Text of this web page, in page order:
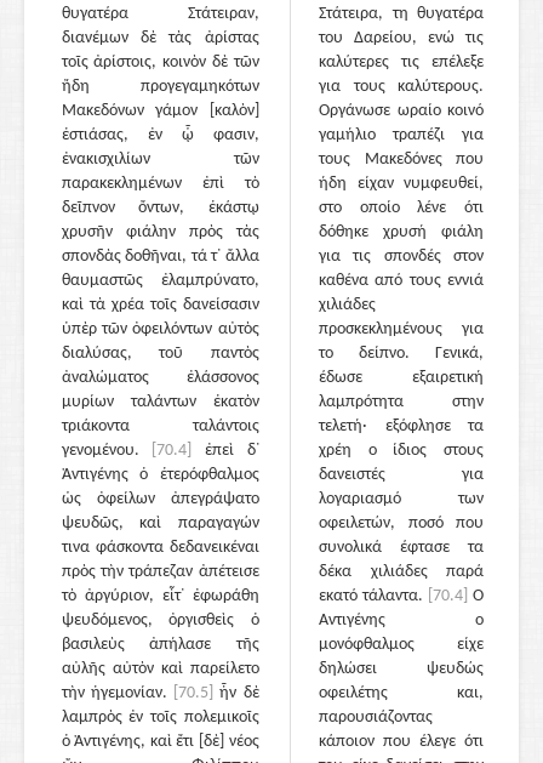
θυγατέρα Στάτειραν,
διανέμων δὲ τὰς ἀρίστας
τοῖς ἀρίστοις, κοινὸν δὲ τῶν
ἤδη προγεγαμηκότων
Μακεδόνων γάμον [καλὸν]
ἑστιάσας, ἐν ᾧ φασιν,
ἐνακισχιλίων τῶν
παρακεκλημένων ἐπὶ τὸ
δεῖπνον ὄντων, ἑκάστῳ
χρυσῆν φιάλην πρὸς τὰς
σπονδὰς δοθῆναι, τά τ᾽ ἄλλα
θαυμαστῶς ἐλαμπρύνατο,
καὶ τὰ χρέα τοῖς δανείσασιν
ὑπὲρ τῶν ὀφειλόντων αὐτὸς
διαλύσας, τοῦ παντὸς
ἀναλώματος ἐλάσσονος
μυρίων ταλάντων ἑκατὸν
τριάκοντα ταλάντοις
γενομένου.
[70.4]
ἐπεὶ δ᾽
Ἀντιγένης ὁ ἑτερόφθαλμος
ὡς ὀφείλων ἀπεγράψατο
ψευδῶς, καὶ παραγαγών
τινα φάσκοντα δεδανεικέναι
πρὸς τὴν τράπεζαν ἀπέτεισε
τὸ ἀργύριον, εἶτ᾽ ἐφωράθη
ψευδόμενος, ὀργισθεὶς ὁ
βασιλεὺς ἀπήλασε τῆς
αὐλῆς αὐτὸν καὶ παρείλετο
τὴν ἡγεμονίαν.
[70.5]
ἦν δὲ
λαμπρὸς ἐν τοῖς πολεμικοῖς
ὁ Ἀντιγένης, καὶ ἔτι [δὲ] νέος
Στάτειρα, τη θυγατέρα
του Δαρείου, ενώ τις
καλύτερες τις επέλεξε
για τους καλύτερους.
Οργάνωσε ωραίο κοινό
γαμήλιο τραπέζι για
τους Μακεδόνες που
ήδη είχαν νυμφευθεί,
στο οποίο λένε ότι
δόθηκε χρυσή φιάλη
για τις σπονδές στον
καθένα από τους εννιά
χιλιάδες
προσκεκλημένους για
το δείπνο. Γενικά,
έδωσε εξαιρετική
λαμπρότητα στην
τελετή· εξόφλησε τα
χρέη ο ίδιος στους
δανειστές για
λογαριασμό των
οφειλετών, ποσό που
συνολικά έφτασε τα
δέκα χιλιάδες παρά
εκατό τάλαντα. [70.4] Ο
Αντιγένης ο
μονόφθαλμος είχε
δηλώσει ψευδώς
οφειλέτης και,
παρουσιάζοντας
κάποιον που έλεγε ότι